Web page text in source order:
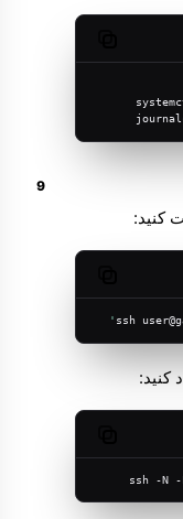
ssh
ssh -N -